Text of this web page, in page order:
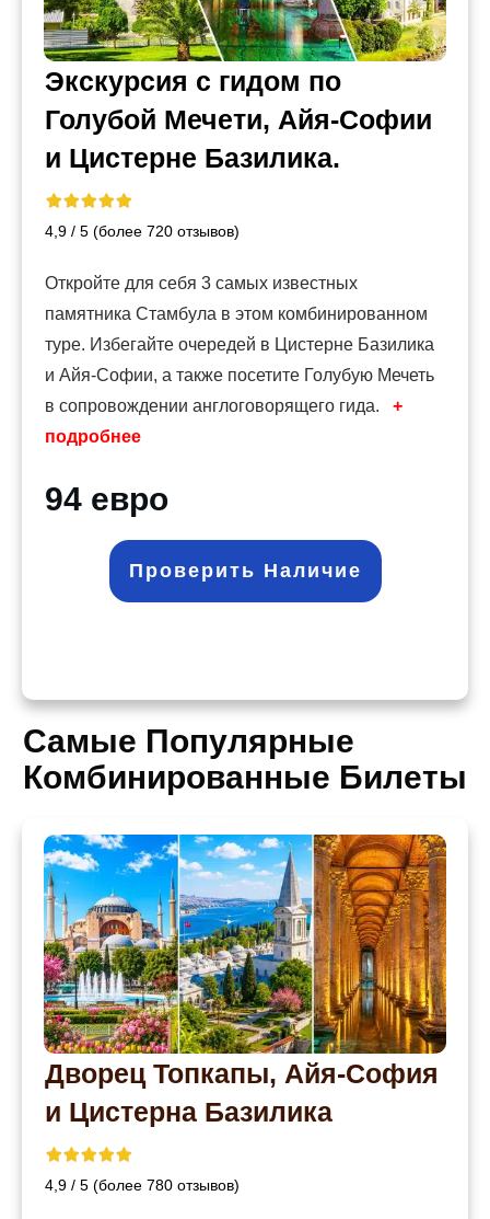
Экскурсия с гидом по
Голубой Мечети, Айя-Софии
и Цистерне Базилика.
4,9 / 5 (более 720 отзывов)
Откройте для себя 3 самых известных
памятника Стамбула в этом комбинированном
туре. Избегайте очередей в Цистерне Базилика
и Айя-Софии, а также посетите Голубую Мечеть
в сопровождении англоговорящего гида. +
подробнее
94 евро
Проверить Наличие
Самые Популярные
Комбинированные Билеты
Дворец Топкапы, Айя-София
и Цистерна Базилика
4,9 / 5 (более 780 отзывов)